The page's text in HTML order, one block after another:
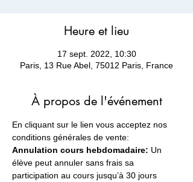
Heure et lieu
17 sept. 2022, 10:30
Paris, 13 Rue Abel, 75012 Paris, France
À propos de l'événement
En cliquant sur le lien vous acceptez nos
conditions générales de vente:
Annulation cours hebdomadaire: Un
élève peut annuler sans frais sa
participation au cours jusqu’à 30 jours